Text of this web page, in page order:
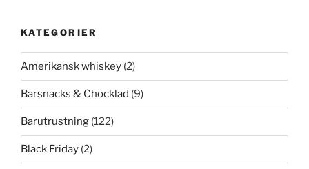
KATEGORIER
Amerikansk whiskey (2)
Barsnacks & Chocklad (9)
Barutrustning (122)
Black Friday (2)